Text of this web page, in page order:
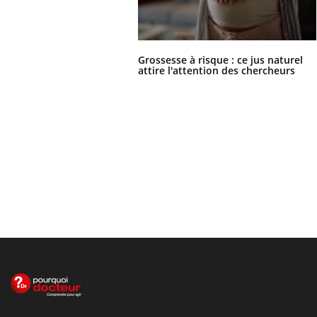
Grossesse à risque : ce jus naturel
attire l'attention des chercheurs